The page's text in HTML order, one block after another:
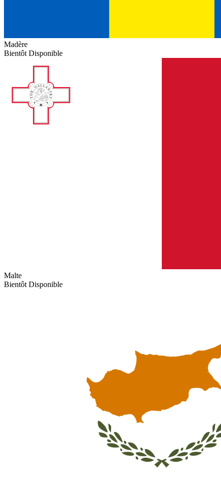
Madère
Bientôt Disponible
Malte
Bientôt Disponible